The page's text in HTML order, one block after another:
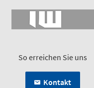
So erreichen Sie uns
Kontakt